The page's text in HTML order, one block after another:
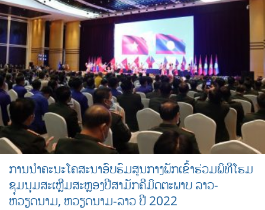
ການນຳຄະນະໂຄສະນາອົບຮົມສູນກາງພັກເຂົ້າຮ່ວມພິທີໂຮມ
ຊຸມນຸມສະເຫຼີມສະຫຼອງປີສາມັກຄີມິດຕະພາບ ລາວ-
ຫວຽດນາມ, ຫວຽດນາມ-ລາວ ປີ 2022